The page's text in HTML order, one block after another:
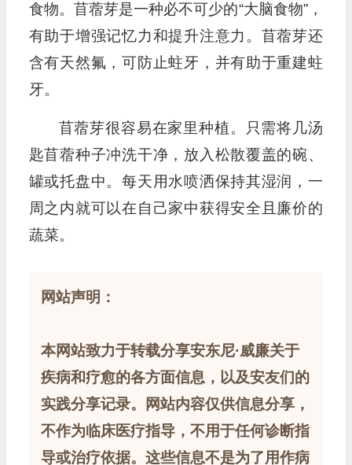
食物。苜蓿芽是一种必不可少的“大脑食物”，
有助于增强记忆力和提升注意力。苜蓿芽还
含有天然氟，可防止蛀牙，并有助于重建蛀
牙。
苜蓿芽很容易在家里种植。只需将几汤
匙苜蓿种子冲洗干净，放入松散覆盖的碗、
罐或托盘中。每天用水喷洒保持其湿润，一
周之内就可以在自己家中获得安全且廉价的
蔬菜。
网站声明：
本网站致力于转载分享安东尼·威廉关于
疾病和疗愈的各方面信息，以及安友们的
实践分享记录。网站内容仅供信息分享，
不作为临床医疗指导，不用于任何诊断指
导或治疗依据。这些信息不是为了用作病